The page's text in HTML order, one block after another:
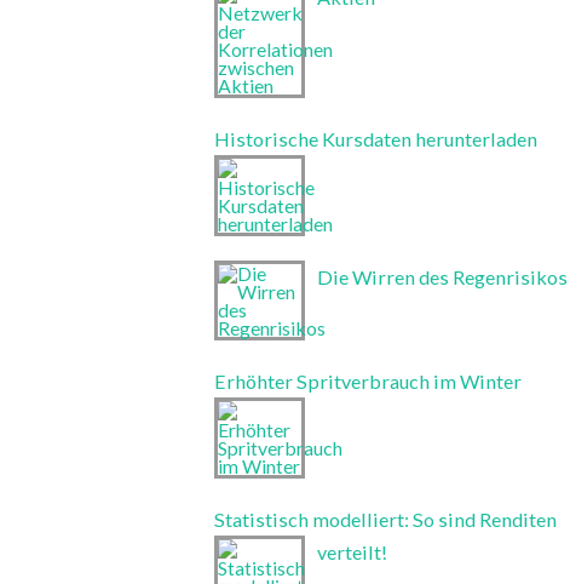
Historische Kursdaten herunterladen
Die Wirren des Regenrisikos
Erhöhter Spritverbrauch im Winter
Statistisch modelliert: So sind Renditen
verteilt!